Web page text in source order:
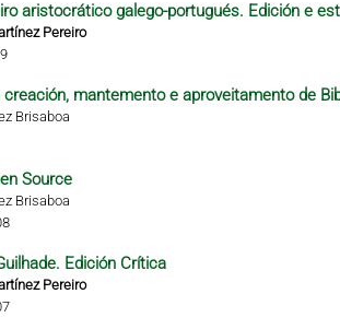
aristocrático galego-portugués. Edición e
Pereiro
mantemento e aproveitamento de
Brisaboa
Source
Brisaboa
Edición Crítica
Pereiro